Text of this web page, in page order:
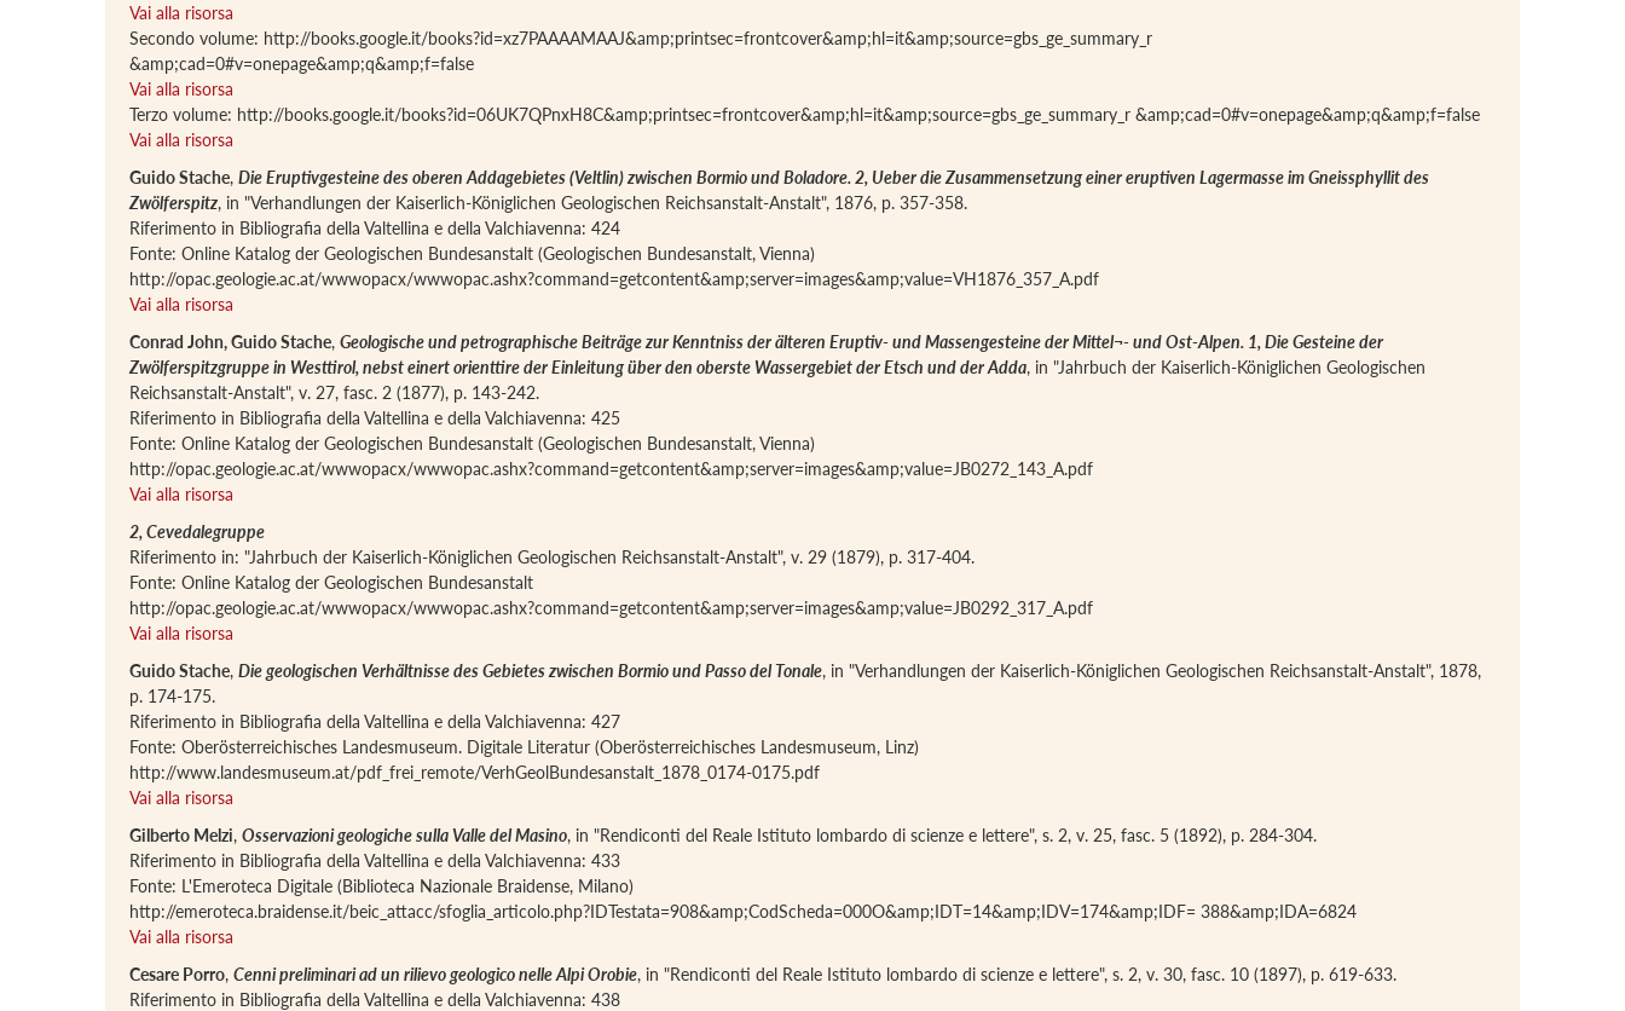
Vai alla risorsa
Secondo volume: http://books.google.it/books?id=xz7PAAAAMAAJ&amp;printsec=frontcover&amp;hl=it&amp;source=gbs_ge_summary_r
&amp;cad=0#v=onepage&amp;q&amp;f=false
Vai alla risorsa
Terzo volume: http://books.google.it/books?id=06UK7QPnxH8C&amp;printsec=frontcover&amp;hl=it&amp;source=gbs_ge_summary_r &amp;cad=0#v=onepage&amp;q&amp;f=false
Vai alla risorsa
Guido Stache, Die Eruptivgesteine des oberen Addagebietes (Veltlin) zwischen Bormio und Boladore. 2, Ueber die Zusammensetzung einer eruptiven Lagermasse im Gneissphyllit des
Zwölferspitz, in "Verhandlungen der Kaiserlich-Königlichen Geologischen Reichsanstalt-Anstalt", 1876, p. 357-358.
Riferimento in Bibliografia della Valtellina e della Valchiavenna: 424
Fonte: Online Katalog der Geologischen Bundesanstalt (Geologischen Bundesanstalt, Vienna)
http://opac.geologie.ac.at/wwwopacx/wwwopac.ashx?command=getcontent&amp;server=images&amp;value=VH1876_357_A.pdf
Vai alla risorsa
Conrad John, Guido Stache, Geologische und petrographische Beiträge zur Kenntniss der älteren Eruptiv- und Massengesteine der Mittel¬- und Ost-Alpen. 1, Die Gesteine der
Zwölferspitzgruppe in Westtirol, nebst einert orienttire der Einleitung über den oberste Wassergebiet der Etsch und der Adda, in "Jahrbuch der Kaiserlich-Königlichen Geologischen
Reichsanstalt-Anstalt", v. 27, fasc. 2 (1877), p. 143-242.
Riferimento in Bibliografia della Valtellina e della Valchiavenna: 425
Fonte: Online Katalog der Geologischen Bundesanstalt (Geologischen Bundesanstalt, Vienna)
http://opac.geologie.ac.at/wwwopacx/wwwopac.ashx?command=getcontent&amp;server=images&amp;value=JB0272_143_A.pdf
Vai alla risorsa
2, Cevedalegruppe
Riferimento in: "Jahrbuch der Kaiserlich-Königlichen Geologischen Reichsanstalt-Anstalt", v. 29 (1879), p. 317-404.
Fonte: Online Katalog der Geologischen Bundesanstalt
http://opac.geologie.ac.at/wwwopacx/wwwopac.ashx?command=getcontent&amp;server=images&amp;value=JB0292_317_A.pdf
Vai alla risorsa
Guido Stache, Die geologischen Verhältnisse des Gebietes zwischen Bormio und Passo del Tonale, in "Verhandlungen der Kaiserlich-Königlichen Geologischen Reichsanstalt-Anstalt", 1878,
p. 174-175.
Riferimento in Bibliografia della Valtellina e della Valchiavenna: 427
Fonte: Oberösterreichisches Landesmuseum. Digitale Literatur (Oberösterreichisches Landesmuseum, Linz)
http://www.landesmuseum.at/pdf_frei_remote/VerhGeolBundesanstalt_1878_0174-0175.pdf
Vai alla risorsa
Gilberto Melzi, Osservazioni geologiche sulla Valle del Masino, in "Rendiconti del Reale Istituto lombardo di scienze e lettere", s. 2, v. 25, fasc. 5 (1892), p. 284-304.
Riferimento in Bibliografia della Valtellina e della Valchiavenna: 433
Fonte: L'Emeroteca Digitale (Biblioteca Nazionale Braidense, Milano)
http://emeroteca.braidense.it/beic_attacc/sfoglia_articolo.php?IDTestata=908&amp;CodScheda=000O&amp;IDT=14&amp;IDV=174&amp;IDF= 388&amp;IDA=6824
Vai alla risorsa
Cesare Porro, Cenni preliminari ad un rilievo geologico nelle Alpi Orobie, in "Rendiconti del Reale Istituto lombardo di scienze e lettere", s. 2, v. 30, fasc. 10 (1897), p. 619-633.
Riferimento in Bibliografia della Valtellina e della Valchiavenna: 438